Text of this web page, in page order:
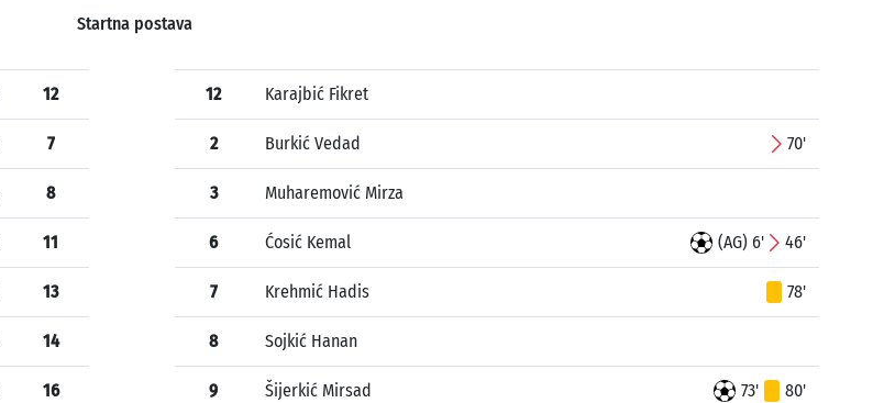
Startna postava
12
7
8
11
13
14
16
12 Karajbić Fikret
2 Burkić Vedad 70'
3 Muharemović Mirza
6 Ćosić Kemal (AG) 6' 46'
7 Krehmić Hadis 78'
8 Sojkić Hanan
9 Šijerkić Mirsad 73' 80'